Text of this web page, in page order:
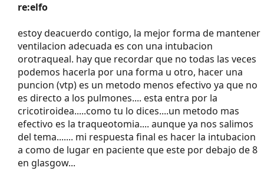
re:elfo
estoy deacuerdo contigo, la mejor forma de mantener
ventilacion adecuada es con una intubacion
orotraqueal. hay que recordar que no todas las veces
podemos hacerla por una forma u otro, hacer una
puncion (vtp) es un metodo menos efectivo ya que no
es directo a los pulmones.... esta entra por la
cricotiroidea.....como tu lo dices....un metodo mas
efectivo es la traqueotomia.... aunque ya nos salimos
del tema....... mi respuesta final es hacer la intubacion
a como de lugar en paciente que este por debajo de 8
en glasgow...